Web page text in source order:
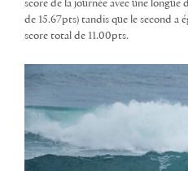
score de la journée avec une
de 15.67pts) tandis que le second a
score total de 11.00pts.